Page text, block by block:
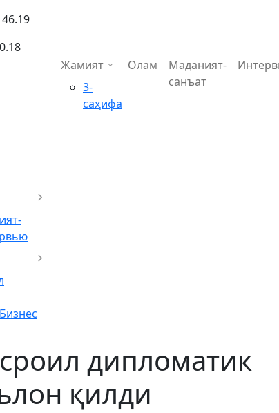
Бизнес
Жамият
3-
саҳифа
Олам
Маданият-
санъат
дипломатик
қилди